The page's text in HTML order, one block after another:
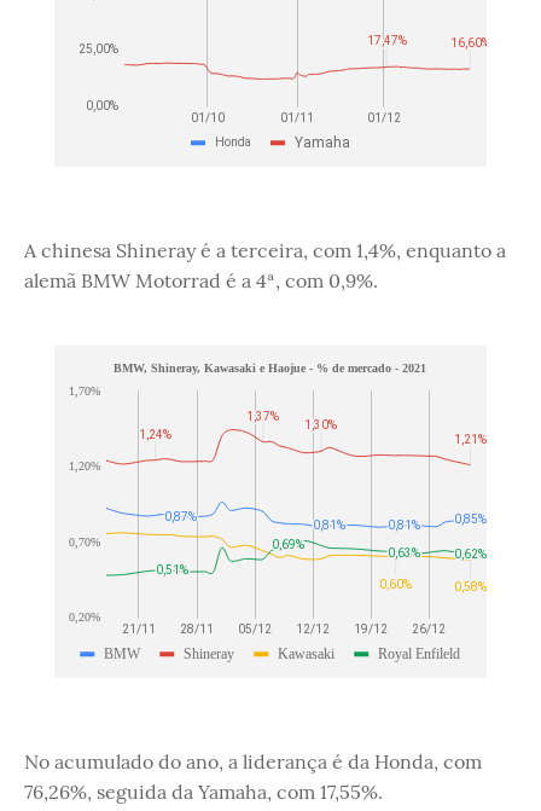
A chinesa Shineray é a terceira, com 1,4%, enquanto a
alemã BMW Motorrad é a 4ª, com 0,9%.
No acumulado do ano, a liderança é da Honda, com
76,26%, seguida da Yamaha, com 17,55%.